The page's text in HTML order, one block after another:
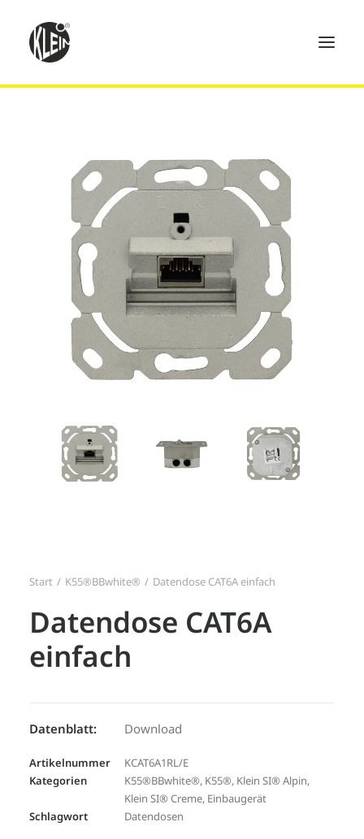
Produkte
Technik
Händler
Über uns
Kontakt
Search
Start K55®BBwhite® Datendose CAT6A einfach
Datendose CAT6A
einfach
Datenblatt: Download
Artikelnummer
KCAT6A1RL/E
Kategorien
K55®BBwhite®, K55®, Klein SI® Alpin,
Klein SI® Creme, Einbaugerät
Schlagwort
Datendosen